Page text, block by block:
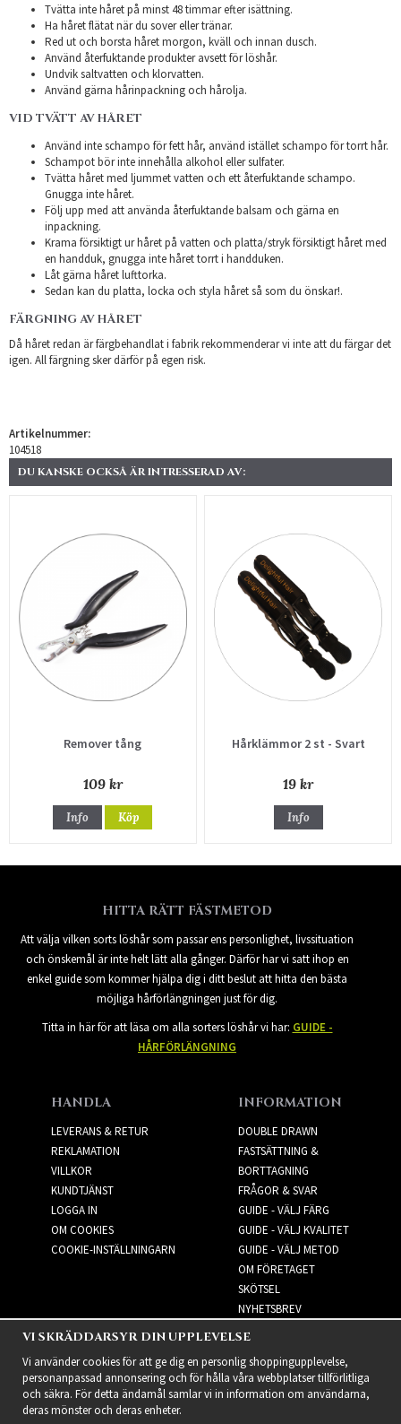
Tvätta inte håret på minst 48 timmar efter isättning.
Ha håret flätat när du sover eller tränar.
Red ut och borsta håret morgon, kväll och innan dusch.
Använd återfuktande produkter avsett för löshår.
Undvik saltvatten och klorvatten.
Använd gärna hårinpackning och hårolja.
VID TVÄTT AV HÅRET
Använd inte schampo för fett hår, använd istället schampo för torrt hår.
Schampot bör inte innehålla alkohol eller sulfater.
Tvätta håret med ljummet vatten och ett återfuktande schampo.
Gnugga inte håret.
Följ upp med att använda återfuktande balsam och gärna en
inpackning.
Krama försiktigt ur håret på vatten och platta/stryk försiktigt håret med
en handduk, gnugga inte håret torrt i handduken.
Låt gärna håret lufttorka.
Sedan kan du platta, locka och styla håret så som du önskar!.
FÄRGNING AV HÅRET
Då håret redan är färgbehandlat i fabrik rekommenderar vi inte att du färgar det
igen. All färgning sker därför på egen risk.
Artikelnummer:
104518
DU KANSKE OCKSÅ ÄR INTRESSERAD AV:
Remover tång
109 kr
Info Köp
Hårklämmor 2 st - Svart
19 kr
Info
HITTA RÄTT FÄSTMETOD
Att välja vilken sorts löshår som passar ens personlighet, livssituation
och önskemål är inte helt lätt alla gånger. Därför har vi satt ihop en
enkel guide som kommer hjälpa dig i ditt beslut att hitta den bästa
möjliga hårförlängningen just för dig.
Titta in här för att läsa om alla sorters löshår vi har: GUIDE -
HÅRFÖRLÄNGNING
HANDLA
LEVERANS & RETUR
REKLAMATION
VILLKOR
KUNDTJÄNST
LOGGA IN
OM COOKIES
COOKIE-INSTÄLLNINGARN
INFORMATION
DOUBLE DRAWN
FASTSÄTTNING &
BORTTAGNING
FRÅGOR & SVAR
GUIDE - VÄLJ FÄRG
GUIDE - VÄLJ KVALITET
GUIDE - VÄLJ METOD
OM FÖRETAGET
SKÖTSEL
NYHETSBREV
NYHETSBREV
VI SKRÄDDARSYR DIN UPPLEVELSE
Vi använder cookies för att ge dig en personlig shoppingupplevelse,
personanpassad annonsering och för hålla våra webbplatser tillförlitliga
och säkra. För detta ändamål samlar vi in information om användarna,
deras mönster och deras enheter.